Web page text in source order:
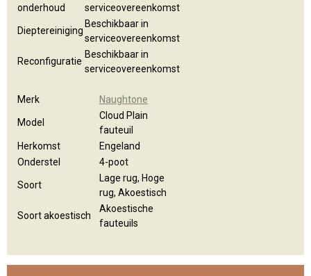
onderhoud
serviceovereenkomst
Dieptereiniging
Beschikbaar in
serviceovereenkomst
Reconfiguratie
Beschikbaar in
serviceovereenkomst
Merk Naughtone
Model
Cloud Plain
fauteuil
Herkomst
Engeland
Onderstel
4-poot
Soort
Lage rug, Hoge
rug, Akoestisch
Soort akoestisch
Akoestische
fauteuils